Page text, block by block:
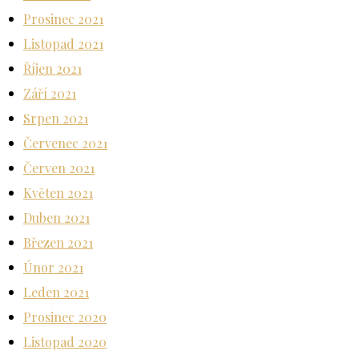
Prosinec 2021
Listopad 2021
Říjen 2021
Září 2021
Srpen 2021
Červenec 2021
Červen 2021
Květen 2021
Duben 2021
Březen 2021
Únor 2021
Leden 2021
Prosinec 2020
Listopad 2020